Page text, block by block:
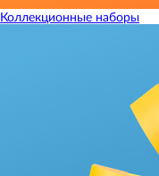
Коллекционные наборы